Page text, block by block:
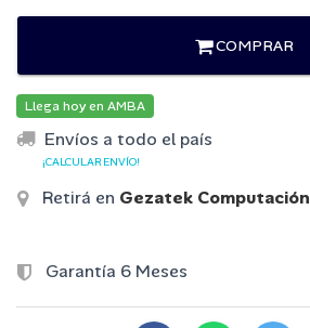
COMPRAR
Llega hoy en AMBA
Envíos a todo el país
¡CALCULAR ENVÍO!
Retirá en Gezatek Computación
Garantía 6 Meses